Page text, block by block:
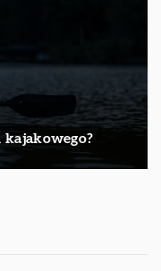
kajakowego?